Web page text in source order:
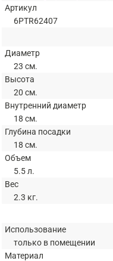
Артикул
6PTR62407
Диаметр
23 см.
Высота
20 см.
Внутренний диаметр
18 см.
Глубина посадки
18 см.
Объем
5.5 л.
Вес
2.3 кг.
Использование
только в помещении
Материал